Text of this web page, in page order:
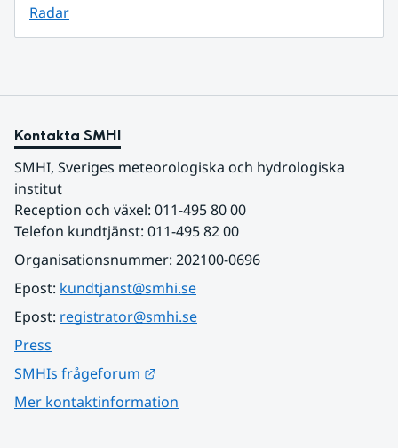
Radar
Kontakta SMHI
SMHI, Sveriges meteorologiska och hydrologiska
institut
Reception och växel: 011-495 80 00
Telefon kundtjänst: 011-495 82 00
Organisationsnummer: 202100-0696
Epost: kundtjanst@smhi.se
Epost: registrator@smhi.se
Press
SMHIs frågeforum
Mer kontaktinformation